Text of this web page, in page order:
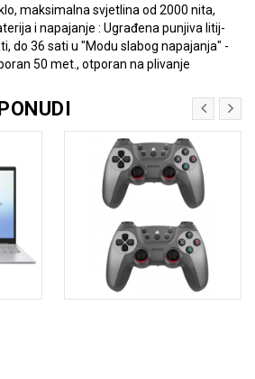
maksimalna svjetlina od 2000 nita,
i napajanje : Ugrađena punjiva litij-
do 36 sati u "Modu slabog napajanja" -
50 met., otporan na plivanje